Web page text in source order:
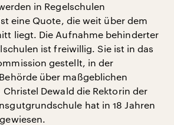
in Regelschulen
eine Quote, die weit über dem
liegt. Die Aufnahme behinderter
ist freiwillig. Sie ist in das
gestellt, in der
über maßgeblichen
Dewald die Rektorin der
hat in 18 Jahren